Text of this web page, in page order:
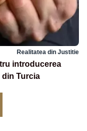
Realitatea din Justitie
introducerea
din Turcia